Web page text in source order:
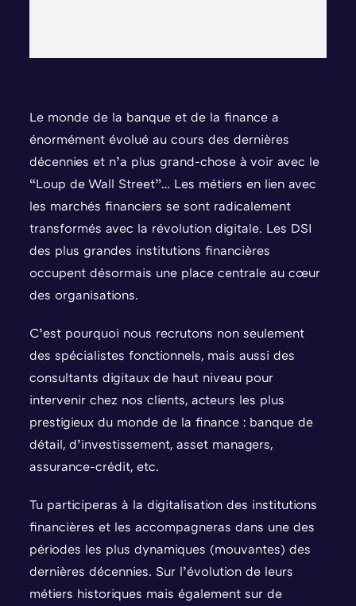
Le monde de la banque et de la finance a
énormément évolué au cours des dernières
décennies et n’a plus grand-chose à voir avec le
“Loup de Wall Street”… Les métiers en lien avec
les marchés financiers se sont radicalement
transformés avec la révolution digitale. Les DSI
des plus grandes institutions financières
occupent désormais une place centrale au cœur
des organisations.
C’est pourquoi nous recrutons non seulement
des spécialistes fonctionnels, mais aussi des
consultants digitaux de haut niveau pour
intervenir chez nos clients, acteurs les plus
prestigieux du monde de la finance : banque de
détail, d’investissement, asset managers,
assurance-crédit, etc.
Tu participeras à la digitalisation des institutions
financières et les accompagneras dans une des
périodes les plus dynamiques (mouvantes) des
dernières décennies. Sur l’évolution de leurs
métiers historiques mais également sur de